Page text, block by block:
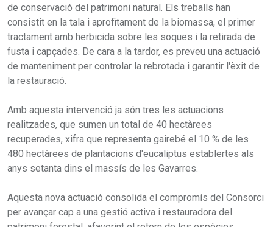
de conservació del patrimoni natural. Els treballs han
consistit en la tala i aprofitament de la biomassa, el primer
tractament amb herbicida sobre les soques i la retirada de
fusta i capçades. De cara a la tardor, es preveu una actuació
de manteniment per controlar la rebrotada i garantir l'èxit de
la restauració.
Amb aquesta intervenció ja són tres les actuacions
realitzades, que sumen un total de 40 hectàrees
recuperades, xifra que representa gairebé el 10 % de les
480 hectàrees de plantacions d'eucaliptus establertes als
anys setanta dins el massís de les Gavarres.
Aquesta nova actuació consolida el compromís del Consorci
per avançar cap a una gestió activa i restauradora del